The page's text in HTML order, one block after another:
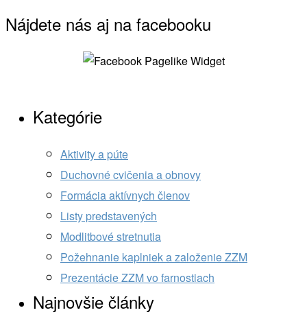
Nájdete nás aj na facebooku
Kategórie
Aktivity a púte
Duchovné cvičenia a obnovy
Formácia aktívnych členov
Listy predstavených
Modlitbové stretnutia
Požehnanie kaplniek a založenie ZZM
Prezentácie ZZM vo farnostiach
Najnovšie články